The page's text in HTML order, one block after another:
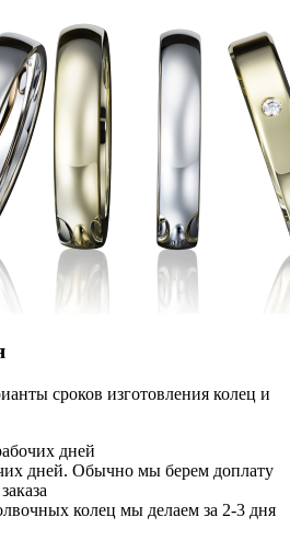
сроков изготовления колец и
дней
дней. Обычно мы берем доплату
колец мы делаем за 2-3 дня